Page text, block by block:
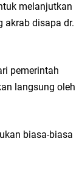
melanjutkan
akrab disapa dr.
pemerintah
langsung oleh
biasa-biasa